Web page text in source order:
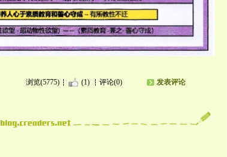
浏览(5775) (1) 评论(0) 发表评论